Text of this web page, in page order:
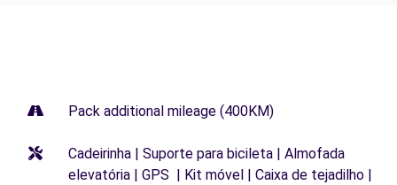
Pack additional mileage (400KM)
Cadeirinha | Suporte para bicileta | Almofada
elevatória | GPS | Kit móvel | Caixa de tejadilho |